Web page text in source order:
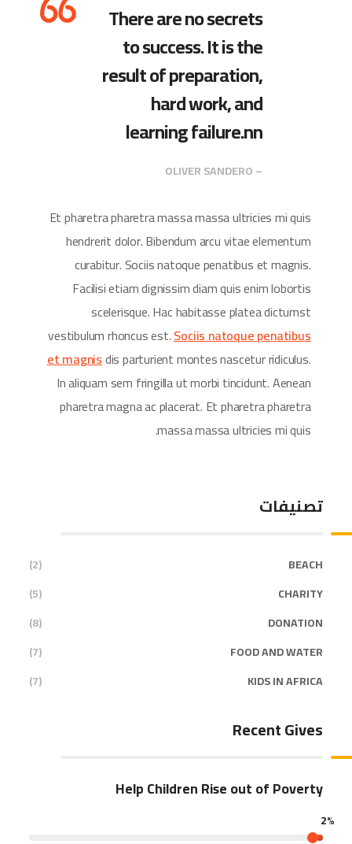
There are no secrets
to success. It is the
result of preparation,
hard work, and
learning failure.nn
– OLIVER SANDERO
Et pharetra pharetra massa massa ultricies mi quis
hendrerit dolor. Bibendum arcu vitae elementum
curabitur. Sociis natoque penatibus et magnis.
Facilisi etiam dignissim diam quis enim lobortis
scelerisque. Hac habitasse platea dictumst
vestibulum rhoncus est.Sociis natoque penatibus
et magnisdis parturient montes nascetur ridiculus.
In aliquam sem fringilla ut morbi tincidunt. Aenean
pharetra magna ac placerat. Et pharetra pharetra
massa massa ultricies mi quis.
تصنيفات
BEACH
(2)
CHARITY
(5)
DONATION
(8)
FOOD AND WATER
(7)
KIDS IN AFRICA
(7)
Recent Gives
Help Children Rise out of Poverty
2%